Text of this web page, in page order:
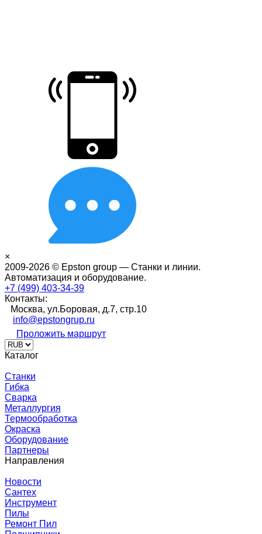
×
2009-2026 © Epston group — Станки и линии.
Автоматизация и оборудование.
+7 (499) 403-34-39
Контакты:
Москва, ул.Боровая, д.7, стр.10
info@epstongrup.ru
Проложить маршрут
Каталог
Станки
Гибка
Сварка
Металлургия
Термообработка
Окраска
Оборудование
Партнеры
Направления
Новости
Сантех
Инструмент
Пилы
Ремонт Пил